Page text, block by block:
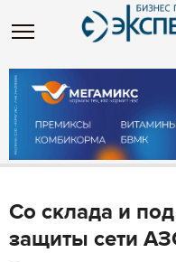
Со склада и
защиты сети